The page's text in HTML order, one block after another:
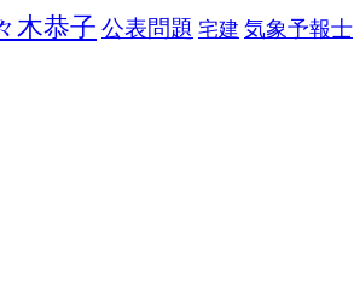
木恭子 公表問題 宅建 気象予報士